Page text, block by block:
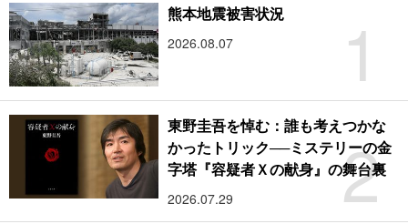
1
熊本地震被害状況
2026.08.07
2
東野圭吾を悼む：誰も考えつかな
かったトリック──ミステリーの金
字塔『容疑者Ｘの献身』の舞台裏
2026.07.29